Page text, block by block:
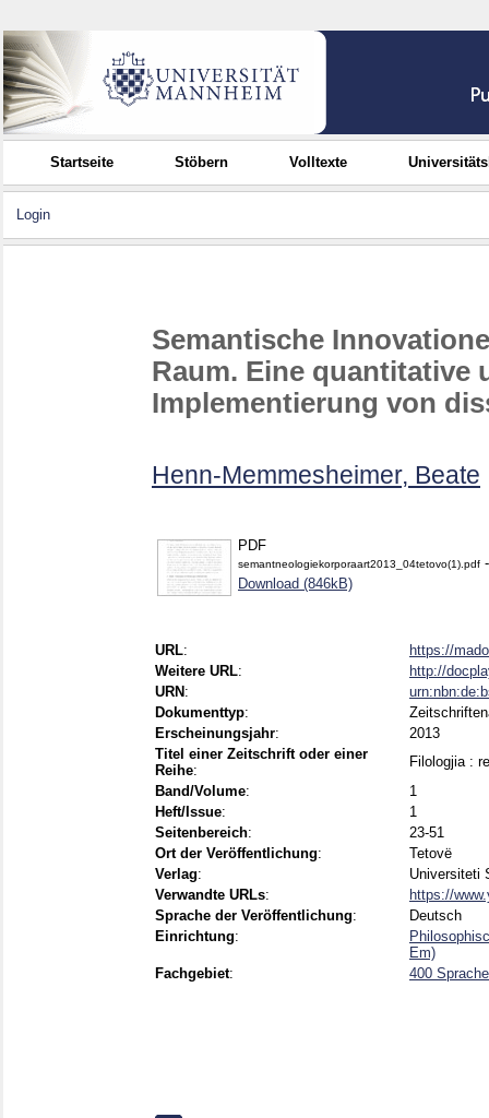
Startseite Stöbern Volltexte
Login
Semantische
Raum. Eine quantitative
Implementierung von
Henn-Memmesheimer, Beate
PDF
semantneologiekorporaart2013_04tetovo(1).pdf
Download (846kB)
URL:
https://
Weitere URL:
http://
URN :
Dokumenttyp:
Erscheinungsjahr:
2013
Titel einer Zeitschrift oder einer
Reihe:
Filologjia :
Band/Volume:
1
Heft/Issue:
1
Seitenbereich:
23-51
Ort der Veröffentlichung:
Tetovë
Verlag:
Universiteti
Verwandte URLs:
https://
Sprache der Veröffentlichung:
Deutsch
Einrichtung:
Em)
Fachgebiet: 400